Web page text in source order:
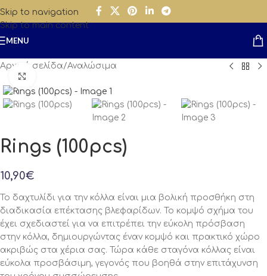
Skip to navigation
Skip to main content
MENU
Αρχική σελίδα/Αναλώσιμα
Rings (100pcs)
10,90€
Το δαχτυλίδι για την κόλλα είναι μια βολική προσθήκη στη
διαδικασία επέκτασης βλεφαρίδων. Το κομψό σχήμα του
έχει σχεδιαστεί για να επιτρέπει την εύκολη πρόσβαση
στην κόλλα, δημιουργώντας έναν κομψό και πρακτικό χώρο
ακριβώς στα χέρια σας. Τώρα κάθε σταγόνα κόλλας είναι
εύκολα προσβάσιμη, γεγονός που βοηθά στην επιτάχυνση